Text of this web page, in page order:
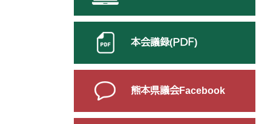
本会議録(ＰＤＦ)
熊本県議会Facebook